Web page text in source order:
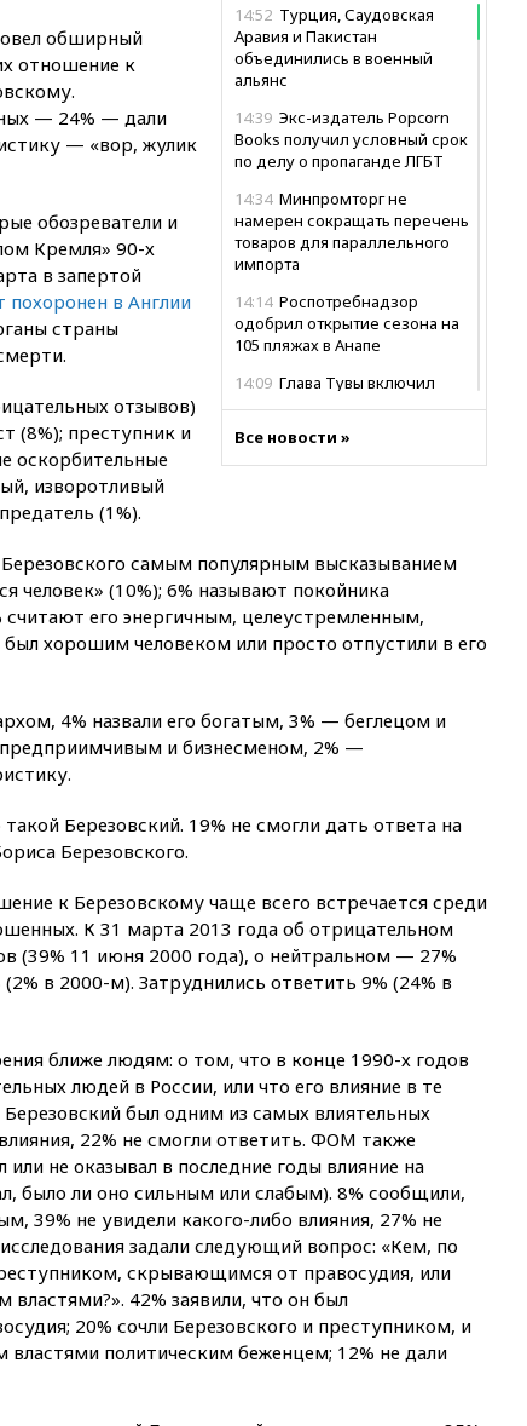
14:52 Турция, Саудовская
Аравия и Пакистан
объединились в военный
альянс
14:39 Экс-издатель Popcorn
Books получил условный срок
по делу о пропаганде ЛГБТ
14:34 Минпромторг не
намерен сокращать перечень
товаров для параллельного
импорта
14:14 Роспотребнадзор
одобрил открытие сезона на
105 пляжах в Анапе
14:09 Глава Тувы включил
13:57Wildberries запустит
одобрили скандальный
законопроект о частной
собственности
13:36 ABC News: запасы
13:16«Родина» просит
Верховный суд снять «Яблоко»
президентом ОАЭ ситуацию в
13:09 Суд обязал москвичку
выселить из квартиры
крокодила, лису и других
животных
безвизовые турпоездки для
Вьетнама
12:36Экспорт растворимого
кофе из России достиг
рекордных показателей
12:30Российские войска
взяли под контроль село
Анискино в Харьковской
области
12:15 Минцифры РФ не
планирует вводить
ограничения на доступ детей
в соцсети
Все новости »
обширный
отношение к
— 24% — дали
— «вор, жулик
обозреватели и
Кремля» 90-х
в запертой
похоронен в Англии
страны
отзывов)
(8%); преступник и
оскорбительные
изворотливый
(1%).
самым популярным высказыванием
(10%); 6% называют покойника
его энергичным, целеустремленным,
хорошим человеком или просто отпустили в его
4% назвали его богатым, 3% — беглецом и
и бизнесменом, 2% —
Березовский. 19% не смогли дать ответа на
Березовского.
к Березовскому чаще всего встречается среди
К 31 марта 2013 года об отрицательном
(39% 11 июня 2000 года), о нейтральном — 27%
в 2000-м). Затруднились ответить 9% (24% в
ближе людям: о том, что в конце 1990-х годов
людей в России, или что его влияние в те
был одним из самых влиятельных
22% не смогли ответить. ФОМ также
не оказывал в последние годы влияние на
было ли оно сильным или слабым). 8% сообщили,
39% не увидели какого-либо влияния, 27% не
задали следующий вопрос: «Кем, по
скрывающимся от правосудия, или
42% заявили, что он был
20% сочли Березовского и преступником, и
политическим беженцем; 12% не дали